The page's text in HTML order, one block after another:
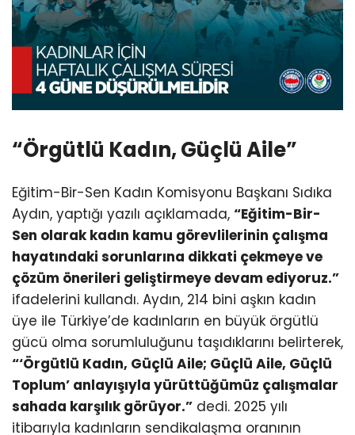
“Örgütlü Kadın, Güçlü Aile”
Eğitim-Bir-Sen Kadın Komisyonu Başkanı Sıdıka
Aydın, yaptığı yazılı açıklamada, “Eğitim-Bir-
Sen olarak kadın kamu görevlilerinin çalışma
hayatındaki sorunlarına dikkati çekmeye ve
çözüm önerileri geliştirmeye devam ediyoruz.”
ifadelerini kullandı. Aydın, 214 bini aşkın kadın
üye ile Türkiye’de kadınların en büyük örgütlü
gücü olma sorumluluğunu taşıdıklarını belirterek,
“‘Örgütlü Kadın, Güçlü Aile; Güçlü Aile, Güçlü
Toplum’ anlayışıyla yürüttüğümüz çalışmalar
sahada karşılık görüyor.” dedi. 2025 yılı
itibarıyla kadınların sendikalaşma oranının